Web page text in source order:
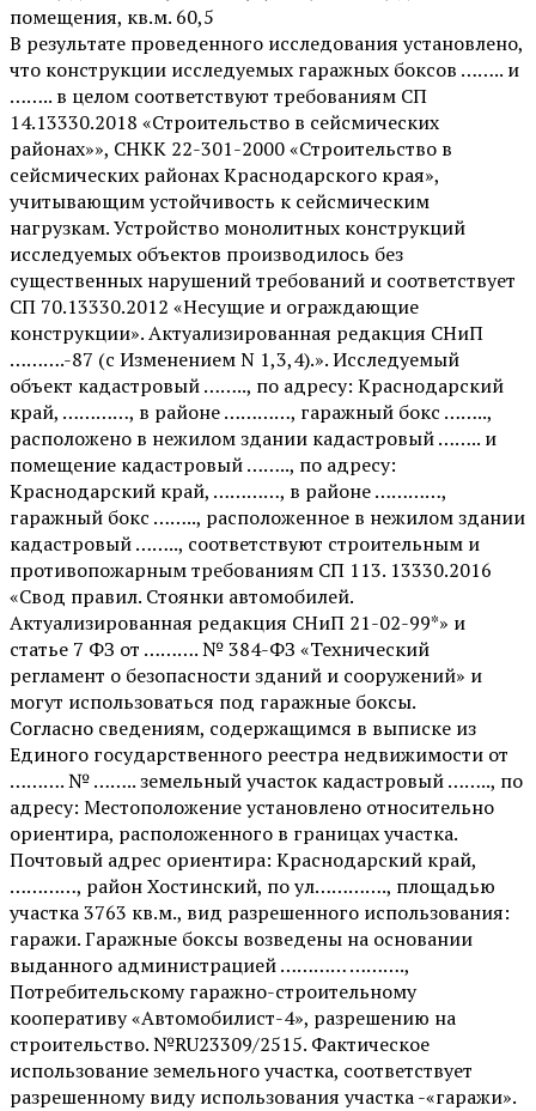
помещения, кв.м. 60,5
В результате проведенного исследования установлено,
что конструкции исследуемых гаражных боксов …….. и
…….. в целом соответствуют требованиям СП
14.13330.2018 «Строительство в сейсмических
районах»», СНКК 22-301-2000 «Строительство в
сейсмических районах Краснодарского края»,
учитывающим устойчивость к сейсмическим
нагрузкам. Устройство монолитных конструкций
исследуемых объектов производилось без
существенных нарушений требований и соответствует
СП 70.13330.2012 «Несущие и ограждающие
конструкции». Актуализированная редакция СНиП
……….-87 (с Изменением N 1,3,4).». Исследуемый
объект кадастровый …….., по адресу: Краснодарский
край, …………, в районе …………, гаражный бокс ……..,
расположено в нежилом здании кадастровый …….. и
помещение кадастровый …….., по адресу:
Краснодарский край, …………, в районе …………,
гаражный бокс …….., расположенное в нежилом здании
кадастровый …….., соответствуют строительным и
противопожарным требованиям СП 113. 13330.2016
«Свод правил. Стоянки автомобилей.
Актуализированная редакция СНиП 21-02-99*» и
статье 7 ФЗ от ………. № 384-ФЗ «Технический
регламент о безопасности зданий и сооружений» и
могут использоваться под гаражные боксы.
Согласно сведениям, содержащимся в выписке из
Единого государственного реестра недвижимости от
………. № …….. земельный участок кадастровый …….., по
адресу: Местоположение установлено относительно
ориентира, расположенного в границах участка.
Почтовый адрес ориентира: Краснодарский край,
…………, район Хостинский, по ул…………., площадью
участка 3763 кв.м., вид разрешенного использования:
гаражи. Гаражные боксы возведены на основании
выданного администрацией ………… ……….,
Потребительскому гаражно-строительному
кооперативу «Автомобилист-4», разрешению на
строительство. №RU23309/2515. Фактическое
использование земельного участка, соответствует
разрешенному виду использования участка -«гаражи».